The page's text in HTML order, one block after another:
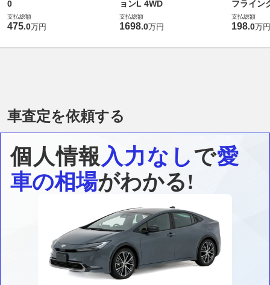
0
支払総額
475.0万円
ョンL 4WD
支払総額
1698.0万円
フライン
支払総額
198.0万円
車査定を依頼する
個人情報 入力なしで愛
車の相場がわかる!